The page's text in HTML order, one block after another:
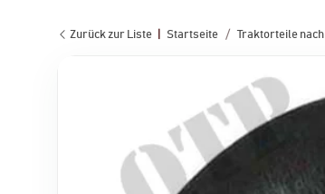
Zurück zur Liste Startseite Traktorteile nach